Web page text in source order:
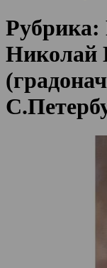
Рубрика:
Николай